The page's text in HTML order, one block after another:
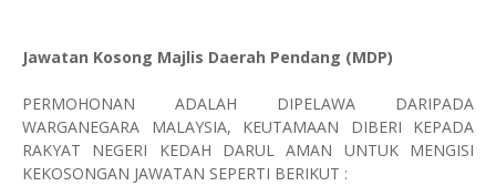
Jawatan Kosong Majlis Daerah Pendang (MDP)
PERMOHONAN ADALAH DIPELAWA DARIPADA
WARGANEGARA MALAYSIA, KEUTAMAAN DIBERI KEPADA
RAKYAT NEGERI KEDAH DARUL AMAN UNTUK MENGISI
KEKOSONGAN JAWATAN SEPERTI BERIKUT :